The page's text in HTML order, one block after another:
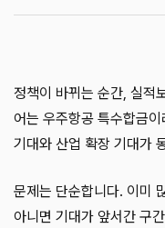
정책이 바뀌는 순간, 실적
어는 우주항공 특수합금
기대와 산업 확장 기대가
문제는 단순합니다. 이미
아니면 기대가 앞서간 구